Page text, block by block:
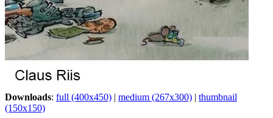
Downloads: full (400x450) | medium (267x300) | thumbnail
(150x150)